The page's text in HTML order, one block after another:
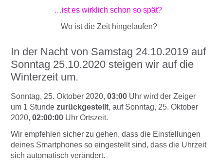
…ist es wirklich schon so spät?
Wo ist die Zeit hingelaufen?
In der Nacht von Samstag 24.10.2019 auf
Sonntag 25.10.2020 steigen wir auf die
Winterzeit um.
Sonntag, 25. Oktober 2020, 03:00 Uhr wird der Zeiger
um 1 Stunde zurückgestellt, auf Sonntag, 25. Oktober
2020, 02:00:00 Uhr Ortszeit.
Wir empfehlen sicher zu gehen, dass die Einstellungen
deines Smartphones so eingestellt sind, dass die Uhrzeit
sich automatisch verändert.